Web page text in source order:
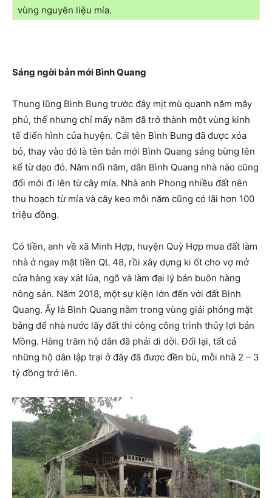
vùng nguyên liệu mía.
Sáng ngời bản mới Bình Quang
Thung lũng Bình Bung trước đây mịt mù quanh năm mây
phủ, thế nhưng chỉ mấy năm đã trở thành một vùng kinh
tế điển hình của huyện. Cái tên Bình Bung đã được xóa
bỏ, thay vào đó là tên bản mới Bình Quang sáng bừng lên
kể từ dạo đó. Năm nối năm, dân Bình Quang nhà nào cũng
đổi mới đi lên từ cây mía. Nhà anh Phong nhiều đất nên
thu hoạch từ mía và cây keo mỗi năm cũng có lãi hơn 100
triệu đồng.
Có tiền, anh về xã Minh Hợp, huyện Quỳ Hợp mua đất làm
nhà ở ngay mặt tiền QL 48, rồi xây dựng ki ốt cho vợ mở
cửa hàng xay xát lúa, ngô và làm đại lý bán buôn hàng
nông sản. Năm 2018, một sự kiện lớn đến với đất Bình
Quang. Ấy là Bình Quang nằm trong vùng giải phóng mặt
bằng để nhà nước lấy đất thi công công trình thủy lợi bản
Mồng. Hàng trăm hộ dân đã phải di dời. Đổi lại, tất cả
những hộ dân lập trại ở đây đã được đền bù, mỗi nhà 2 – 3
tỷ đồng trở lên.